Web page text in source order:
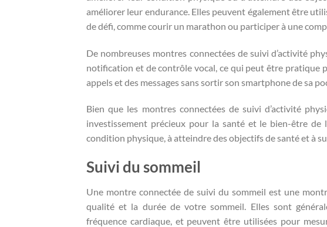
améliorer leur endurance. Elles peuvent également être
de défi, comme courir un marathon ou participer à une
De nombreuses montres connectées de suivi d’activité
notification et de contrôle vocal, ce qui peut être pratique
appels et des messages sans sortir son smartphone de sa
Bien que les montres connectées de suivi d’activité
investissement précieux pour la santé et le bien-être
condition physique, à atteindre des objectifs de santé et à
Suivi du sommeil
Une montre connectée de suivi du sommeil est une
qualité et la durée de votre sommeil. Elles sont
fréquence cardiaque, et peuvent être utilisées pour